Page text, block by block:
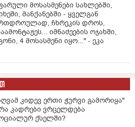
მოსასმენები სახლებში,
მანქანებში - ყველგან
ჩხრეკის დროს,
იმნაძეების ოჯახში,
4 მოსასმენი იყო..." - ეკა
კიდევ ერთი ჭურვი გამორიყა"
კადრები ვრცელდება
ქსელში?